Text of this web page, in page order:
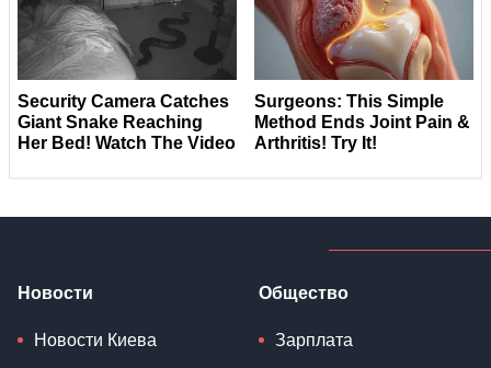
Новости
Новости Киева
Общество
Зарплата